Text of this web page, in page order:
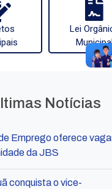
Lei
Notícias
Emprego oferece
da JBS
conquista o vice-